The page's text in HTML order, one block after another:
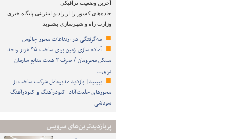
آخرین وضعیت ترافیکی
جاده‌های کشور را از رادیو اینترنتی پایگاه خبری
وزارت راه و شهرسازی بشنوید.
مه‌گرفتگی در ارتفاعات محور چالوس
آماده سازی زمین برای ساخت ۴۵ هزار واحد
مسکن محرومان / صرف ۳ همت منابع سازمان
برای…
ببینید| بازدید مدیرعامل شرکت ساخت از
محورهای خلعت‌آباد–کبودرآهنگ و کبودرآهنگ–
سوباشی
پربازدیدترین‌های سرویس